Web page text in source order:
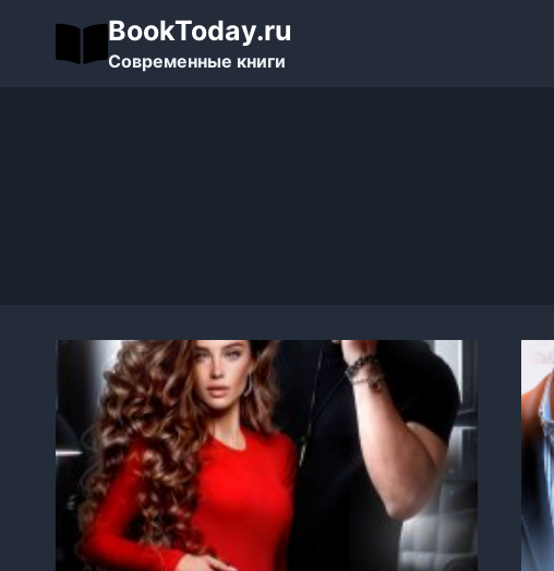
содержимому
BookToday.ru
Современные книги